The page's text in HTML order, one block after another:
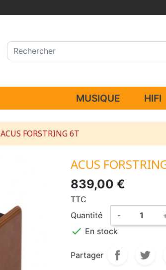
MUSIQUE HIFI
ACUS FORSTRING 6T
ACUS
839,00 €
TTC
Quantité
-
 En stock
Partager